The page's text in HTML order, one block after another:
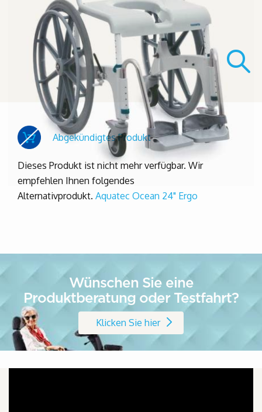
Abgekündigtes Produkt
Dieses Produkt ist nicht mehr verfügbar. Wir
empfehlen Ihnen folgendes
Alternativprodukt. Aquatec Ocean 24" Ergo
Wünschen Sie eine
Produktberatung oder Testfahrt?
Klicken Sie hier